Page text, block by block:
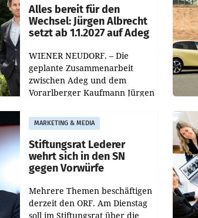
österreichischen Müller-Filialen
Alles bereit für den
Wechsel: Jürgen Albrecht
setzt ab 1.1.2027 auf Adeg
WIENER NEUDORF. – Die
geplante Zusammenarbeit
zwischen Adeg und dem
Vorarlberger Kaufmann Jürgen
freigegeben: Die
Bundeswettbewerbsbehörde
und der Bundeskartellanwalt
MARKETING & MEDIA
Stiftungsrat Lederer
wehrt sich in den SN
gegen Vorwürfe
Mehrere Themen beschäftigen
derzeit den ORF. Am Dienstag
soll im Stiftungsrat über die